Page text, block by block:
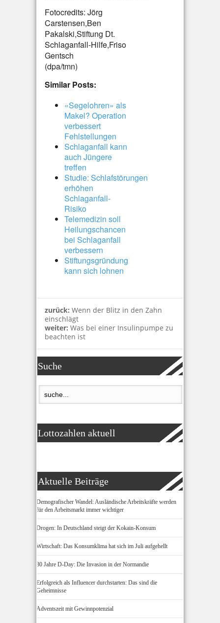
Fotocredits: Jörg
Carstensen,Ben
Pakalski,Stiftung Dt.
Schlaganfall-Hilfe,Friso
Gentsch
(dpa/tmn)
Similar Posts:
«Segelohren» als
Makel? Operation
verbessert
Fehlstellungen
Schlaganfall kann
auch Jüngere
treffen
Studie: Schlafstörungen
erhöhen
Schlaganfall-
Risiko
Telemedizin soll
Heilungschancen
bei Schlaganfall
verbessern
Stiftungsgründung
kann sich lohnen
zurück: Wenn der Blitz in den Zahn
einschlägt
weiter: Was bei einer Insulinpumpe zu
beachten ist
Suche
Lottozahlen aktuell
Aktuelle Beiträge
Demografischer Wandel: Ausländische Arbeitskräfte werden
für den Arbeitsmarkt immer wichtiger
Drogen: In Deutschland steigt der Kokain-Konsum
Wirtschaft: Das Konsumklima hat sich im Juli aufgehellt
80 Jahre D-Day: Die Invasion in der Normandie
Erfolgreich als Influencer durchstarten: Das sind die
Geheimnisse
Adventszeit mit Gewinnpotenzial